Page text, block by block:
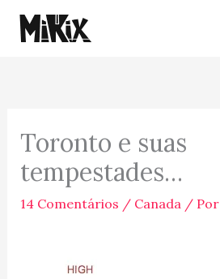
para
Toronto e suas
tempestades…
14 Comentários / Canada/ Por